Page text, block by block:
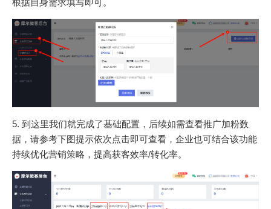
根据自身需求填写即可。
5. 到这里我们就完成了基础配置，后续如需查看推广加粉数
据，请参考下图提示依次点击即可查看，企业也可结合该功能
持续优化营销策略，提高获客效率/转化率。